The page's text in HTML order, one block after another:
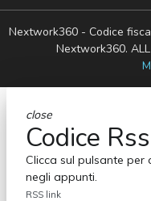
Nextwork360 - Codice
Nextwork360. ALL
close
Codice Rss
Clicca sul pulsante per
negli appunti.
RSS link